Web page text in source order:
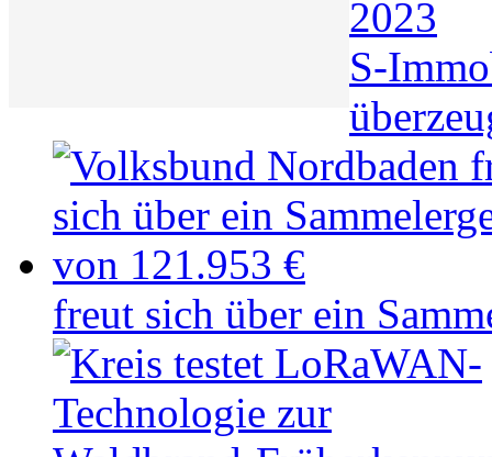
2023
S-
freut sich über ein